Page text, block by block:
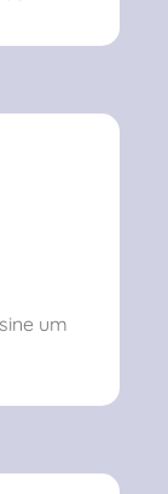
um